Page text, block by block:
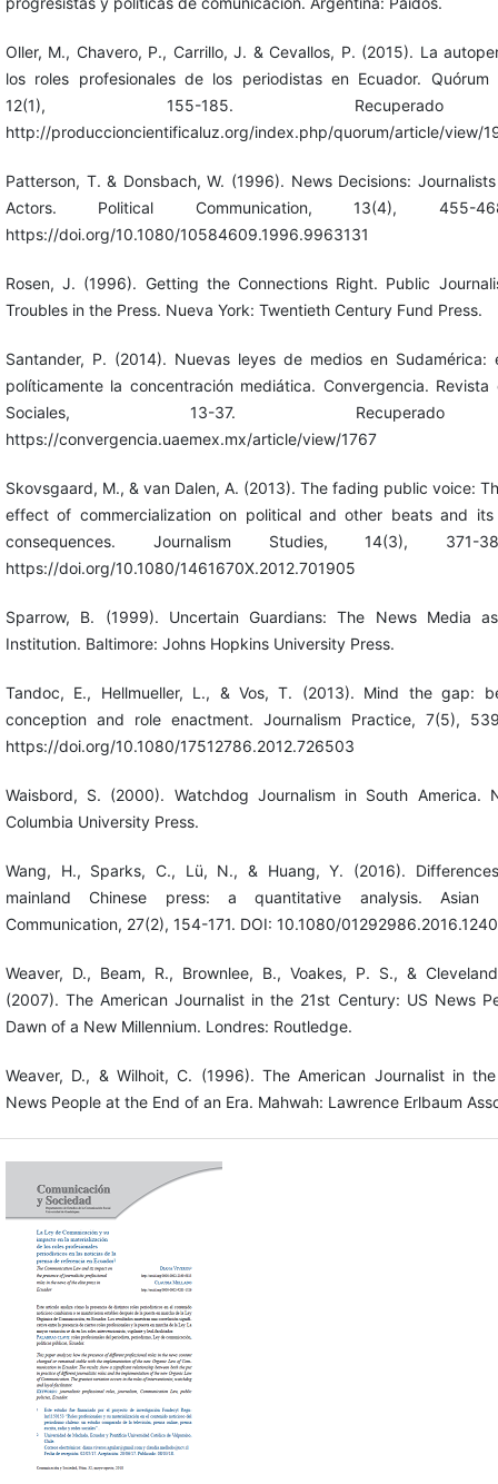
Oller, M., Chavero, P., Carrillo, J. & Cevallos, P. (2015). La
los roles profesionales de los periodistas en Ecuador. Quórum
12(1), 155-185.
http://produccioncientificaluz.org/index.php/quorum/article/view/
Patterson, T. & Donsbach, W. (1996). News Decisions:
Actors. Political Communication, 13(4), 455-
https://doi.org/10.1080/10584609.1996.9963131
Rosen, J. (1996). Getting the Connections Right. Public
Troubles in the Press. Nueva York: Twentieth Century Fund Press.
Santander, P. (2014). Nuevas leyes de medios en Sudamérica:
políticamente la concentración mediática. Convergencia. Revista
Sociales, 13-37.
https://convergencia.uaemex.mx/article/view/1767
Skovsgaard, M., & van Dalen, A. (2013). The fading public voice:
effect of commercialization on political and other beats and its
consequences. Journalism Studies, 14(3), 371-
https://doi.org/10.1080/1461670X.2012.701905
Sparrow, B. (1999). Uncertain Guardians: The News Media
Institution. Baltimore: Johns Hopkins University Press.
Tandoc, E., Hellmueller, L., & Vos, T. (2013). Mind the gap:
conception and role enactment. Journalism Practice, 7(5),
https://doi.org/10.1080/17512786.2012.726503
Waisbord, S. (2000). Watchdog Journalism in South America.
Columbia University Press.
Wang, H., Sparks, C., Lü, N., & Huang, Y. (2016).
mainland Chinese press: a quantitative analysis. Asian
Communication, 27(2), 154-171. DOI: 10.1080/
Weaver, D., Beam, R., Brownlee, B., Voakes, P. S., &
(2007). The American Journalist in the 21st Century: US News
Dawn of a New Millennium. Londres: Routledge.
Weaver, D., & Wilhoit, C. (1996). The American Journalist in
News People at the End of an Era. Mahwah: Lawrence Erlbaum